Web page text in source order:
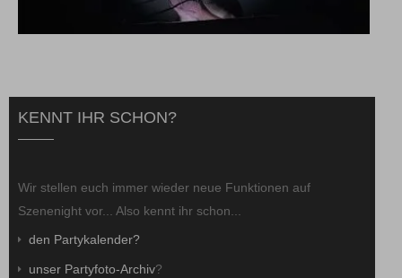
KENNT IHR SCHON?
Wir stellen euch immer wieder neue Funktionen auf
Szenenight vor... Also kennt ihr schon...
den Partykalender?
unser Partyfoto-Archiv?